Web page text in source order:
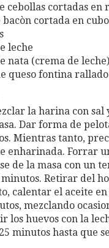
cebollas cortadas en
bacòn cortada en
leche
nata (crema de leche)
queso fontina rallado
la harina con sal
Dar forma de
Mientras tanto,
enharinada. Forrar
de la masa con un
Retirar del
calentar el aceite en
mezclando
los huevos con la
minutos hasta que